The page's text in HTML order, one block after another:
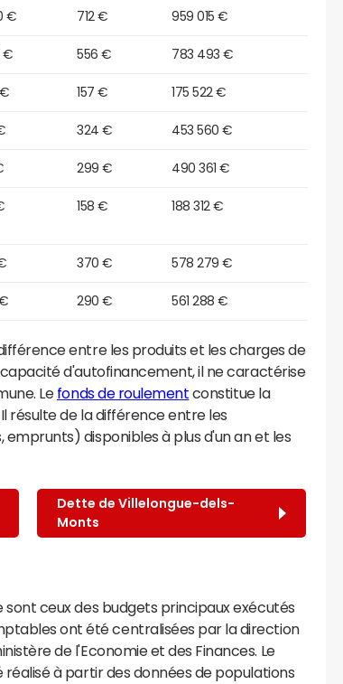
€ 712 € 959 015 €
€ 556 € 783 493 €
157 € 175 522 €
324 € 453 560 €
299 € 490 361 €
158 € 188 312 €
370 € 578 279 €
290 € 561 288 €
entre les produits et les charges de
d'autofinancement, il ne caractérise
Le fonds de roulement constitue la
résulte de la différence entre les
disponibles à plus d'un an et les
Dette de Villelongue-dels-
Monts
ceux des budgets principaux exécutés
ont été centralisées par la direction
de l'Economie et des Finances. Le
à partir des données de populations